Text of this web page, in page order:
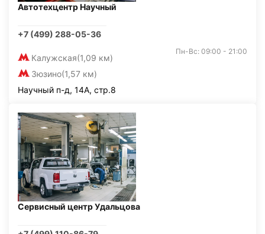
Автотехцентр Научный
+7 (499) 288-05-36
Калужская(1,09 км)
Зюзино(1,57 км)
Пн-Вс: 09:00 - 21:00
Научный п-д, 14А, стр.8
Сервисный центр Удальцова